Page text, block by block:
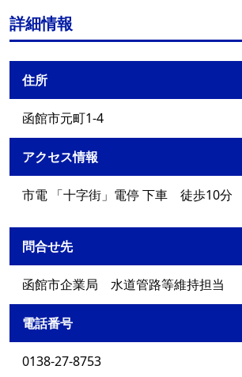
詳細情報
住所
函館市元町1-4
アクセス情報
市電 「十字街」電停 下車 徒歩10分
問合せ先
函館市企業局 水道管路等維持担当
電話番号
0138-27-8753